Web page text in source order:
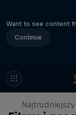
Want to see content
Continue